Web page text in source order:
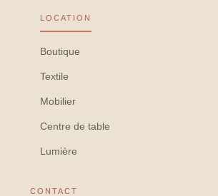
LOCATION
Boutique
Textile
Mobilier
Centre de table
Lumière
CONTACT